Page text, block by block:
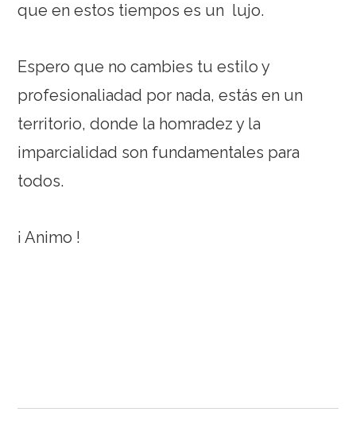
que en estos tiempos es un lujo.
Espero que no cambies tu estilo y
profesionaliadad por nada, estás en un
territorio, donde la homradez y la
imparcialidad son fundamentales para
todos.
¡ Animo !